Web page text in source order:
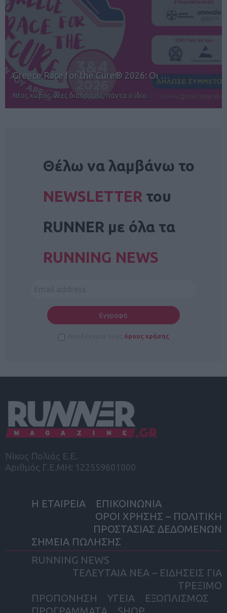
12ος TUI Rhodes Marathon: Άνοιγμα ε…
Αγώνες για όλους στην Ρόδο
Θέλω να λαμβάνω το
NEWSLETTER του
RUNNER με όλα τα
RUNNING NEWS
όρους χρήσης
Νίκος Πολιάς Ε.Ε.
Αριθμός Γ.Ε.ΜΗ: 122559601000
Η ΕΤΑΙΡΕΙΑ
ΕΠΙΚΟΙΝΩΝΙΑ
ΟΡΟΙ ΧΡΗΣΗΣ – ΠΟΛΙΤΙΚΗ
ΠΡΟΣΤΑΣΙΑΣ ΔΕΔΟΜΕΝΩΝ
ΣΗΜΕΙΑ ΠΩΛΗΣΗΣ
RUNNING NEWS
ΤΕΛΕΥΤΑΙΑ ΝΕΑ – ΕΙΔΗΣΕΙΣ ΓΙΑ
ΤΡΕΞΙΜΟ
ΠΡΟΠΟΝΗΣΗ
ΥΓΕΙΑ
ΕΞΟΠΛΙΣΜΟΣ